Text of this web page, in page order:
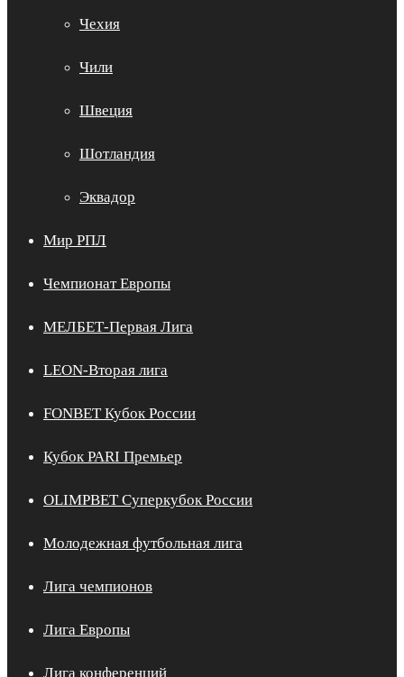
Чехия
Чили
Швеция
Шотландия
Эквадор
Мир РПЛ
Чемпионат Европы
МЕЛБЕТ-Первая Лига
LEON-Вторая лига
FONBET Кубок России
Кубок PARI Премьер
OLIMPBET Суперкубок России
Молодежная футбольная лига
Лига чемпионов
Лига Европы
Лига конференций